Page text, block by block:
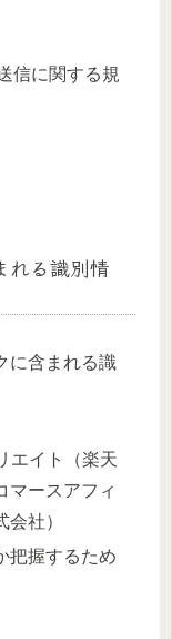
信に関する規
れる識別情
に含まれる識
エイト（楽天
マースアフィ
社）
把握するため